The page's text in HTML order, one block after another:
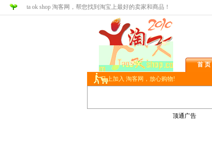
ta ok shop 淘客网，帮您找到淘宝上最好的卖家和商品！
首 页
马上加入 淘客网，放心购物!
顶通广告